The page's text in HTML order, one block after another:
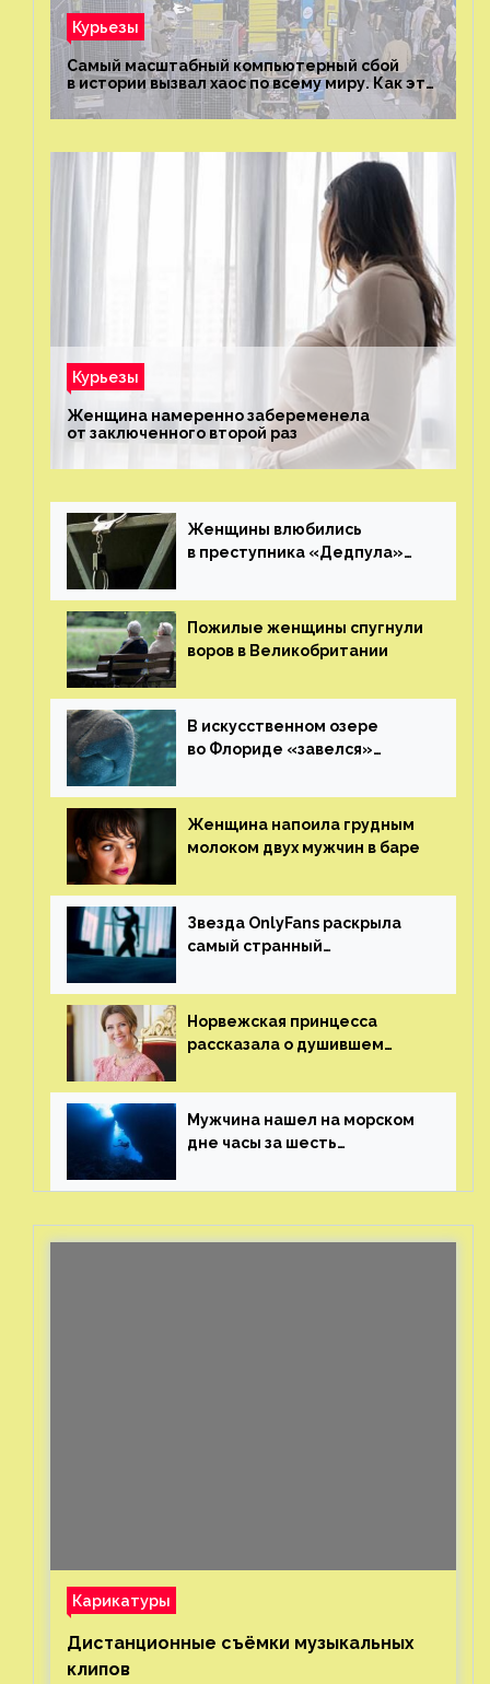
Курьезы
Самый масштабный компьютерный сбой
в истории вызвал хаос по всему миру. Как это
было?
Курьезы
Женщина намеренно забеременела
от заключенного второй раз
Женщины влюбились
в преступника «Дедпула»
ему жизнь
Пожилые женщины спугнули
воров в Великобритании
В искусственном озере
во Флориде «завелся»
Женщина напоила грудным
молоком двух мужчин в баре
Звезда OnlyFans раскрыла
самый странный
от фаната
Норвежская принцесса
рассказала о душившем
генерала
Мужчина нашел на морском
дне часы за шесть
с помощью пластиковых
Карикатуры
Дистанционные съёмки музыкальных
клипов⁠⁠